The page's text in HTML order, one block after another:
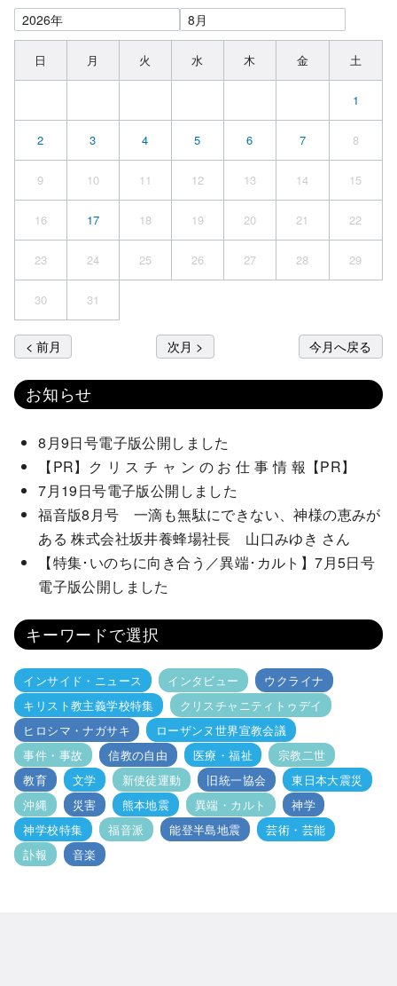
日 月 火 水 木 金 土
1
2 3 4 5 6 7 8
9 10 11 12 13 14 15
16 17 18 19 20 21 22
23 24 25 26 27 28 29
30 31
< 前月 次月 > 今月へ戻る
お知らせ
8月9日号電子版公開しました
【PR】ク リ ス チ ャ ン の お 仕 事 情 報【PR】
7月19日号電子版公開しました
福音版8月号 一滴も無駄にできない、神様の恵みが
ある 株式会社坂井養蜂場社長 山口みゆき さん
【特集･いのちに向き合う／異端･カルト】7月5日号
電子版公開しました
キーワードで選択
インサイド・ニュース インタビュー
ウクライナ
キリスト教主義学校特集
クリスチャニティトゥデイ
ヒロシマ・ナガサキ
ローザンヌ世界宣教会議
事件・事故
信教の自由 医療・福祉
宗教二世
教育
文学 新使徒運動 旧統一協会
東日本大震災
沖縄
災害 熊本地震 異端・カルト
神学
神学校特集
福音派 能登半島地震
芸術・芸能
訃報
音楽